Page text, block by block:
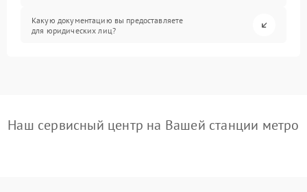
Какую документацию вы предоставляете
для юридических лиц?
Наш сервисный центр на Вашей станции метро